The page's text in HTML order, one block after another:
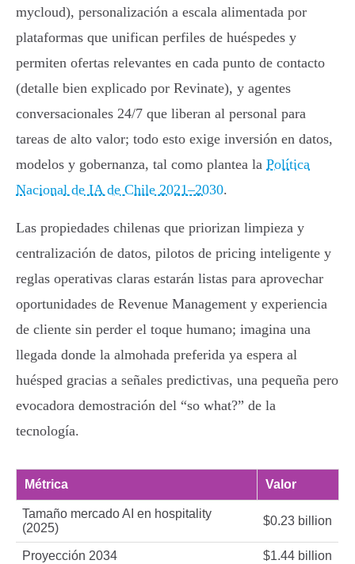
mycloud), personalización a escala alimentada por
plataformas que unifican perfiles de huéspedes y
permiten ofertas relevantes en cada punto de contacto
(detalle bien explicado por Revinate), y agentes
conversacionales 24/7 que liberan al personal para
tareas de alto valor; todo esto exige inversión en datos,
modelos y gobernanza, tal como plantea la Política
Nacional de IA de Chile 2021–2030.
Las propiedades chilenas que priorizan limpieza y
centralización de datos, pilotos de pricing inteligente y
reglas operativas claras estarán listas para aprovechar
oportunidades de Revenue Management y experiencia
de cliente sin perder el toque humano; imagina una
llegada donde la almohada preferida ya espera al
huésped gracias a señales predictivas, una pequeña pero
evocadora demostración del “so what?” de la
tecnología.
Métrica Valor
Tamaño mercado AI en hospitality
(2025)
$0.23 billion
Proyección 2034 $1.44 billion